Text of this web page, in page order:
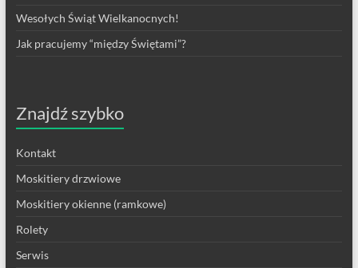
Wesołych Świąt Wielkanocnych!
Jak pracujemy “między Świętami”?
Znajdź szybko
Kontakt
Moskitiery drzwiowe
Moskitiery okienne (ramkowe)
Rolety
Serwis